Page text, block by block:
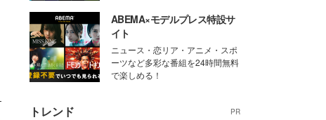
ABEMA×モデルプレス特設サ
イト
ニュース・恋リア・アニメ・スポ
ーツなど多彩な番組を24時間無料
で楽しめる！
トレンド PR